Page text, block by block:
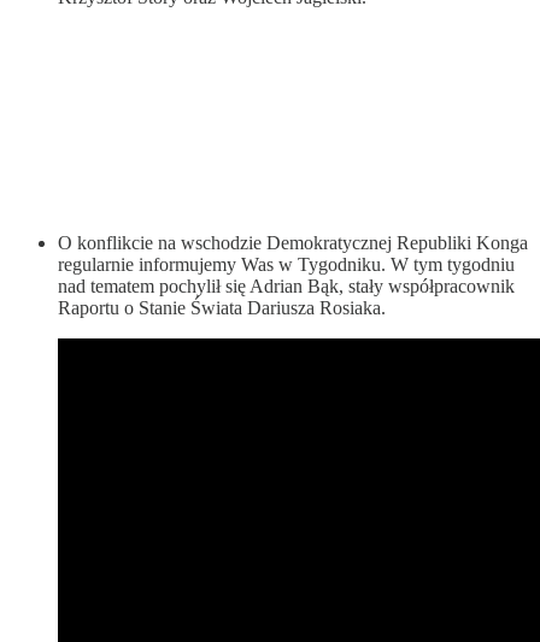
O konflikcie na wschodzie Demokratycznej Republiki Konga
regularnie informujemy Was w Tygodniku. W tym tygodniu
nad tematem pochylił się Adrian Bąk, stały współpracownik
Raportu o Stanie Świata Dariusza Rosiaka.